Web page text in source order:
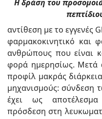
Η δράση του
αντίθεση με το εγγενές
φαρμακοκινητικό και
ανθρώπους που είναι
φορά ημερησίως. Μετά
προφίλ μακράς
μηχανισμούς: σύνδεση
έχει ως
πρόσδεση στη